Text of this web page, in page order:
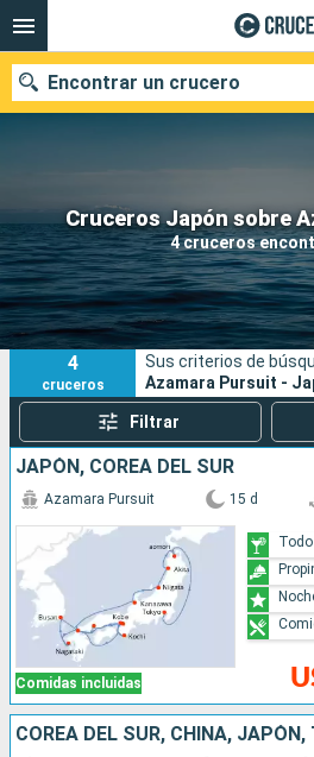
Cruceros Japón sobre
4 cruceros
Encontrar un crucero
Nuestros destinos
Fecha de salida
Puertos
4
cruceros
Sus criterios de
Azamara Pursuit -
Filtrar
JAPÓN, COREA DEL SUR
Comidas incluidas
Azamara Pursuit 15 d
COREA DEL SUR, CHINA, JAPÓN,